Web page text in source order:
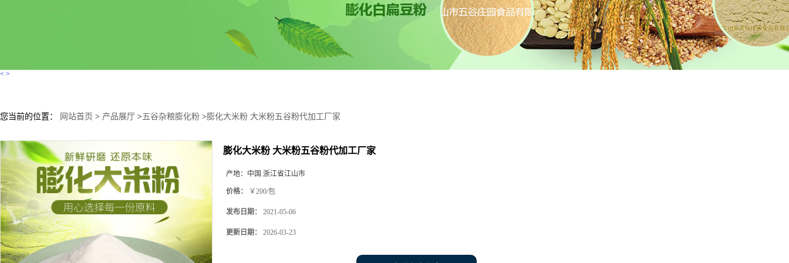
< >
您当前的位置： 网站首页 > 产品展厅 >五谷杂粮膨化粉 >膨化大米粉 大米粉五谷粉代加工厂家
膨化大米粉 大米粉五谷粉代加工厂家
产地： 中国 浙江省江山市
价格： ￥200/包
发布日期： 2021-05-06
更新日期： 2026-03-23